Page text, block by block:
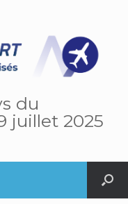
du
juillet 2025